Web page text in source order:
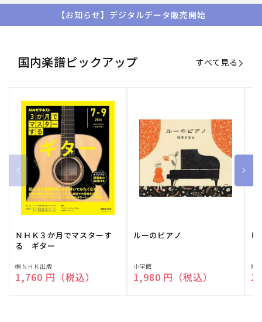
【お知らせ】デジタルデータ販売開始
国内楽譜ピックアップ すべて見る
ＮＨＫ３か月でマスターす
る ギター
販
売
㈱ＮＨＫ出版
通常価格
1,760 円（税込）
ルーのピアノ
販
売
小学館
通常価格
1,980 円（税込）
ピ
販
売
㈱